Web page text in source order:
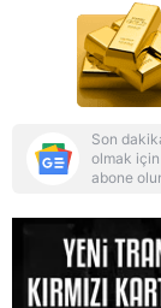
Reddet
Son
olmak için
abone